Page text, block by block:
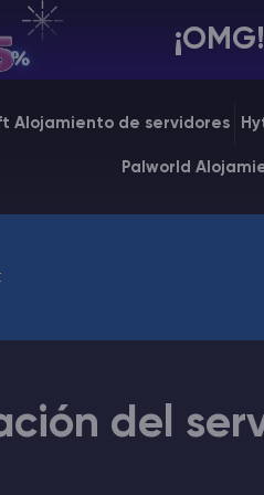
Alojamiento de servidores
Palworld
del